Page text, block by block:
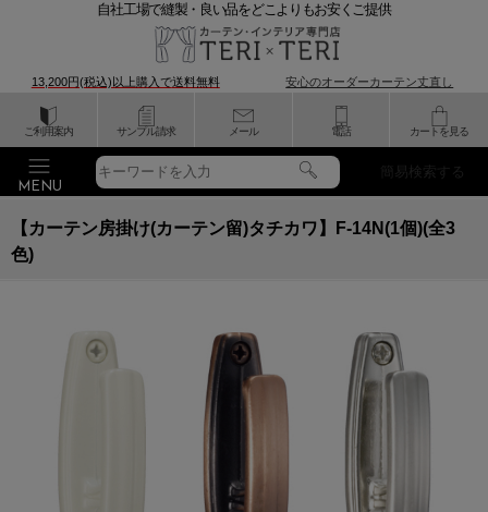
ご利用案内 サンプル請求 メール 電話 カートを見る
自社工場で縫製・良い品をどこよりもお安くご提供
13,200円(税込)以上購入で送料無料 安心のオーダーカーテン丈直し
簡易検索する
【カーテン房掛け(カーテン留)タチカワ】F-14N(1個)(全3
色)